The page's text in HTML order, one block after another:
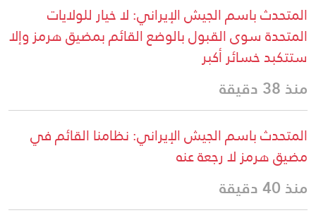
المتحدث باسم الجيش الإيراني: لا خيار للولايات
المتحدة سوى القبول بالوضع القائم بمضيق هرمز وإلا
ستتكبد خسائر أكبر
منذ 38 دقيقة
المتحدث باسم الجيش الإيراني: نظامنا القائم في
مضيق هرمز لا رجعة عنه
منذ 40 دقيقة